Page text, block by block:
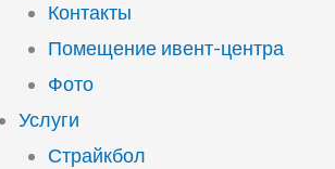
Контакты
Помещение ивент-центра
Фото
Услуги
Страйкбол